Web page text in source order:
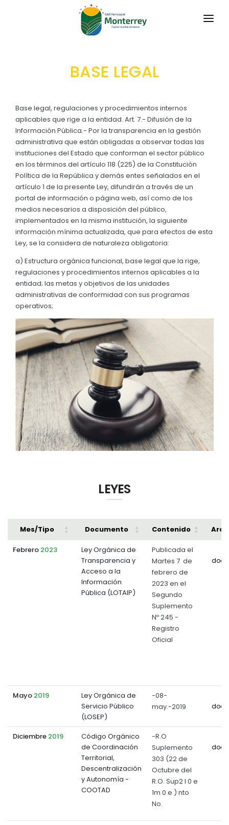
LA PARROQUIA
Historia Antigua
Historia Actual
Símbolos Cívicos
GEOGRAFÍA
Ubicación
Organigrama de Comisiones
TRANSPARENCIA
GESTIÓN Y PRESUPUESTO
GESTIÓN INSTITUCIONAL
Sesiones Ordinarias
Sesiones Extraordinarias
Resoluciones
Convocatorias
GESTIÓN ADMINISTRATIVA
Plan de desarrollo y Ordenamiento Territorial -
Plan Anual Contratación - PAC
Plan Operativo Anual - POA
Convenios Institucionales
PRESUPUESTO: EJECUCIÓN Y REPORTES
Cédulas presupuestarias y balances
Procesos de contratación
Ejecución Presupuestaria
Obras y proyectos
MECANISMOS DE PARTICIPACIÓN
CIUDADANÍA ACTIVA
Solicitud de acceso información pública
TURISMO
BASE LEGAL
Base legal, regulaciones y procedimientos internos
aplicables que rige a la entidad. Art. 7.- Difusión de la
Información Pública.- Por la transparencia en la gestión
administrativa que están obligadas a observar todas las
instituciones del Estado que conforman el sector público
en los términos del artículo 118 (225) de la Constitución
Política de la República y demás entes señalados en el
artículo 1 de la presente Ley, difundirán a través de un
portal de información o página web, así como de los
medios necesarios a disposición del público,
implementados en la misma institución, la siguiente
información mínima actualizada, que para efectos de esta
Ley, se la considera de naturaleza obligatoria:
a) Estructura orgánica funcional, base legal que la rige,
regulaciones y procedimientos internos aplicables a la
entidad; las metas y objetivos de las unidades
administrativas de conformidad con sus programas
operativos;
LEYES
Mes/Tipo Documento Contenido
Febrero 2023
Ley Orgánica de
Transparencia y
Acceso a la
Información
Pública (LOTAIP)
Publicada el
Martes 7 de
febrero de
2023 en el
Segundo
Suplemento
Nº 245 -
Registro
Oficial
Mayo 2019
Ley Orgánica de
Servicio Público
(LOSEP)
-08-
may.-2019
Diciembre 2019
Código Orgánico
de Coordinación
Territorial,
Descentralización
y Autonomía -
COOTAD
-R.O
Suplemento
303 (22 de
Octubre del
R.O. Sup2 l 0 e
1m 0 e ) nto
No.